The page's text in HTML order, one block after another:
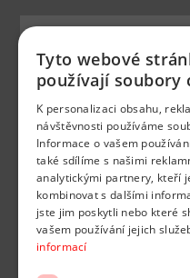
Zákaznická
Můj účet
Tyto webové
používají soubory
K personalizaci obsahu,
návštěvnosti používáme
Informace o vašem
také sdílíme s našimi
analytickými partnery, kteří
kombinovat s dalšími
jste jim poskytli nebo které
vašem používání jejich
informací